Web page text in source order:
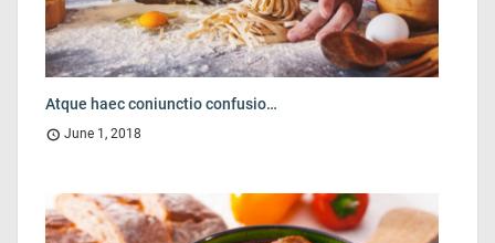
Atque haec coniunctio confusio…
June 1, 2018